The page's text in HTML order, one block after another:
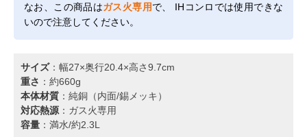
なお、この商品はガス火専用で、 IHコンロでは使用できな
いので注意してください。
サイズ：幅27×奥行20.4×高さ9.7cm
重さ ：約660g
本体材質 ：純銅（内面/錫メッキ）
対応熱源 ：ガス火専用
容量 ：満水/約2.3L